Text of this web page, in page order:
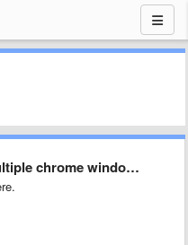
resizing feature is quite …